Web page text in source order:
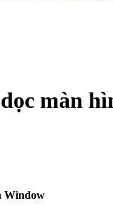
màn
Window